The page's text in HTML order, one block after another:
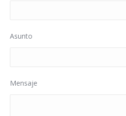
Asunto
Mensaje